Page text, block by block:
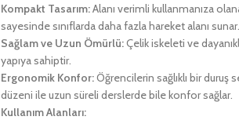
Kompakt Tasarım:Alanı verimli kullanmanıza
sayesinde sınıflarda daha fazla hareket alanı sunar.
Sağlam ve Uzun Ömürlü:Çelik iskeleti ve
yapıya sahiptir.
Ergonomik Konfor:Öğrencilerin sağlıklı bir
düzeni ile uzun süreli derslerde bile konfor sağlar.
Kullanım Alanları: